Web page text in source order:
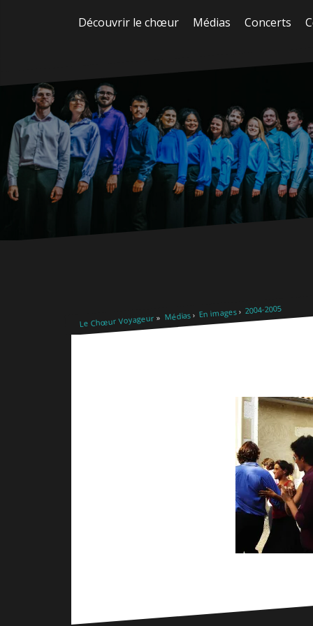
Découvrir le chœur Médias Concerts
Le Chœur Voyageur Médias En images 2004-2005